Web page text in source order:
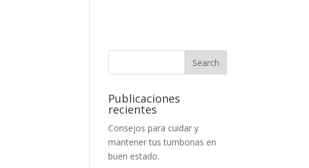
Publicaciones
recientes
Consejos para cuidar y
mantener tus tumbonas en
buen estado.